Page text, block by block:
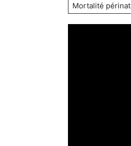
Mortalité